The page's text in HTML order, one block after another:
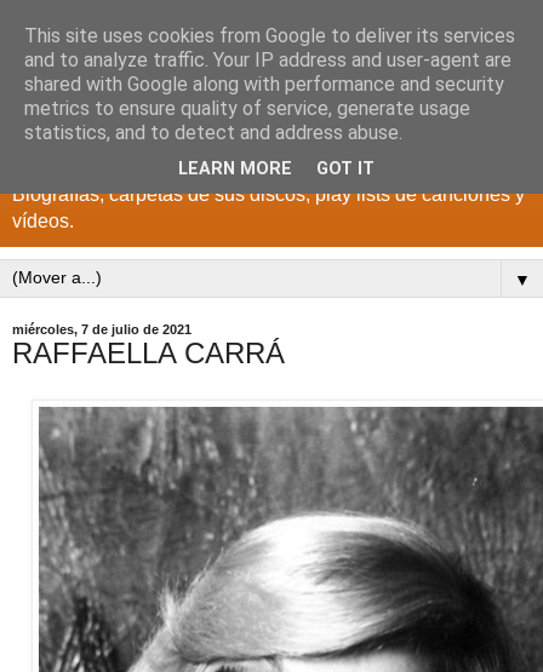
DISCOS PARA EL
RECUERDO
CANTANTES Y GRUPOS DE LOS AÑOS 1950 a 2022.
Biografías, carpetas de sus discos, play lists de canciones y
vídeos.
▼
miércoles, 7 de julio de 2021
RAFFAELLA CARRÁ
This site uses cookies from Google to deliver its services
and to analyze traffic. Your IP address and user-agent are
shared with Google along with performance and security
metrics to ensure quality of service, generate usage
statistics, and to detect and address abuse.
LEARN MORE GOT IT